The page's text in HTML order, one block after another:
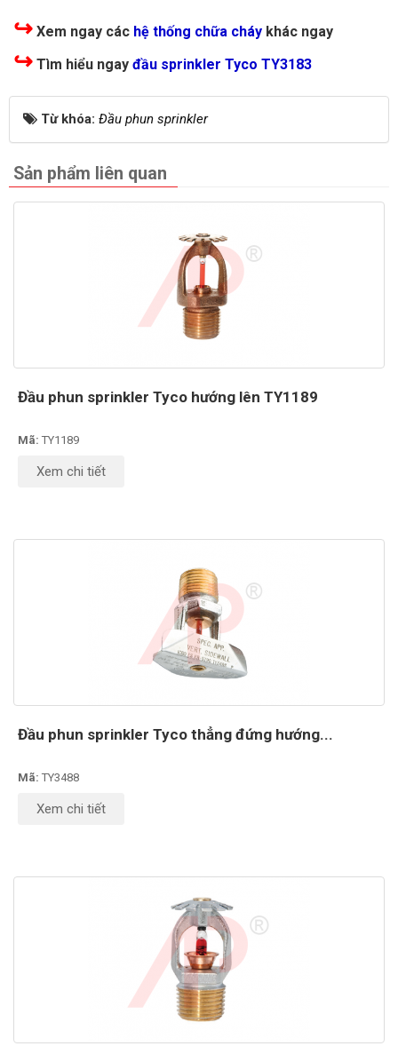
↪ Xem ngay các hệ thống chữa cháy khác ngay
↪ Tìm hiểu ngay đầu sprinkler Tyco TY3183
Từ khóa: Đầu phun sprinkler
Sản phẩm liên quan
Đầu phun sprinkler Tyco hướng lên TY1189
Mã: TY1189
Xem chi tiết
Đầu phun sprinkler Tyco thẳng đứng hướng...
Mã: TY3488
Xem chi tiết